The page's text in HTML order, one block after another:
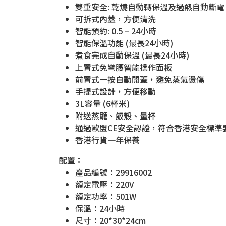
雙重安全: 乾燒自動轉保溫及過熱自動斷電
可拆式內蓋，方便清洗
智能預約: 0.5 – 24小時
智能保溫功能 (最長24小時)
煮食完成自動保溫 (最長24小時)
上置式免彎腰智能操作面板
前置式一按自動開蓋，避免蒸氣燙傷
手提式設計，方便移動
3L容量 (6杯米)
附送蒸籠、飯殼、量杯
通過歐盟CE安全認證，符合香港安全標準
香港行貨一年保養
配置：
產品編號：29916002
額定電壓：220V
額定功率：501W
保溫：24小時
尺寸：20*30*24cm